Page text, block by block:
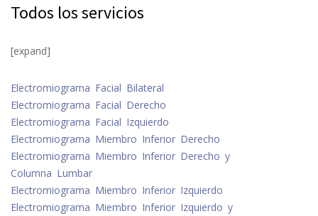
Todos los servicios
[expand]
Electromiograma Facial Bilateral
Electromiograma Facial Derecho
Electromiograma Facial Izquierdo
Electromiograma Miembro Inferior Derecho
Electromiograma Miembro Inferior Derecho y
Columna Lumbar
Electromiograma Miembro Inferior Izquierdo
Electromiograma Miembro Inferior Izquierdo y